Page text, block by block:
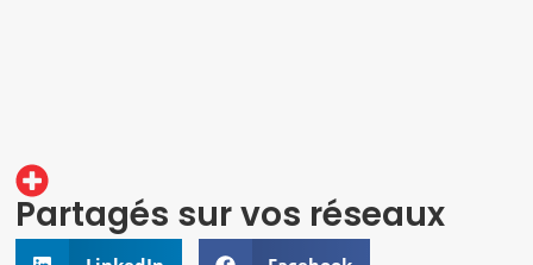
Partagés sur vos réseaux